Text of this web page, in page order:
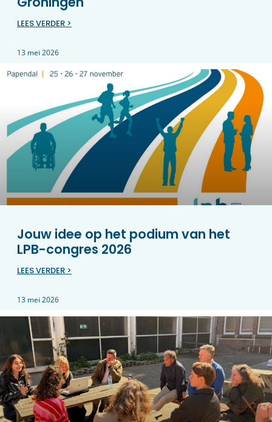
LEES VERDER >
13 mei 2026
Jouw idee op het podium van het
LPB-congres 2026
LEES VERDER >
13 mei 2026